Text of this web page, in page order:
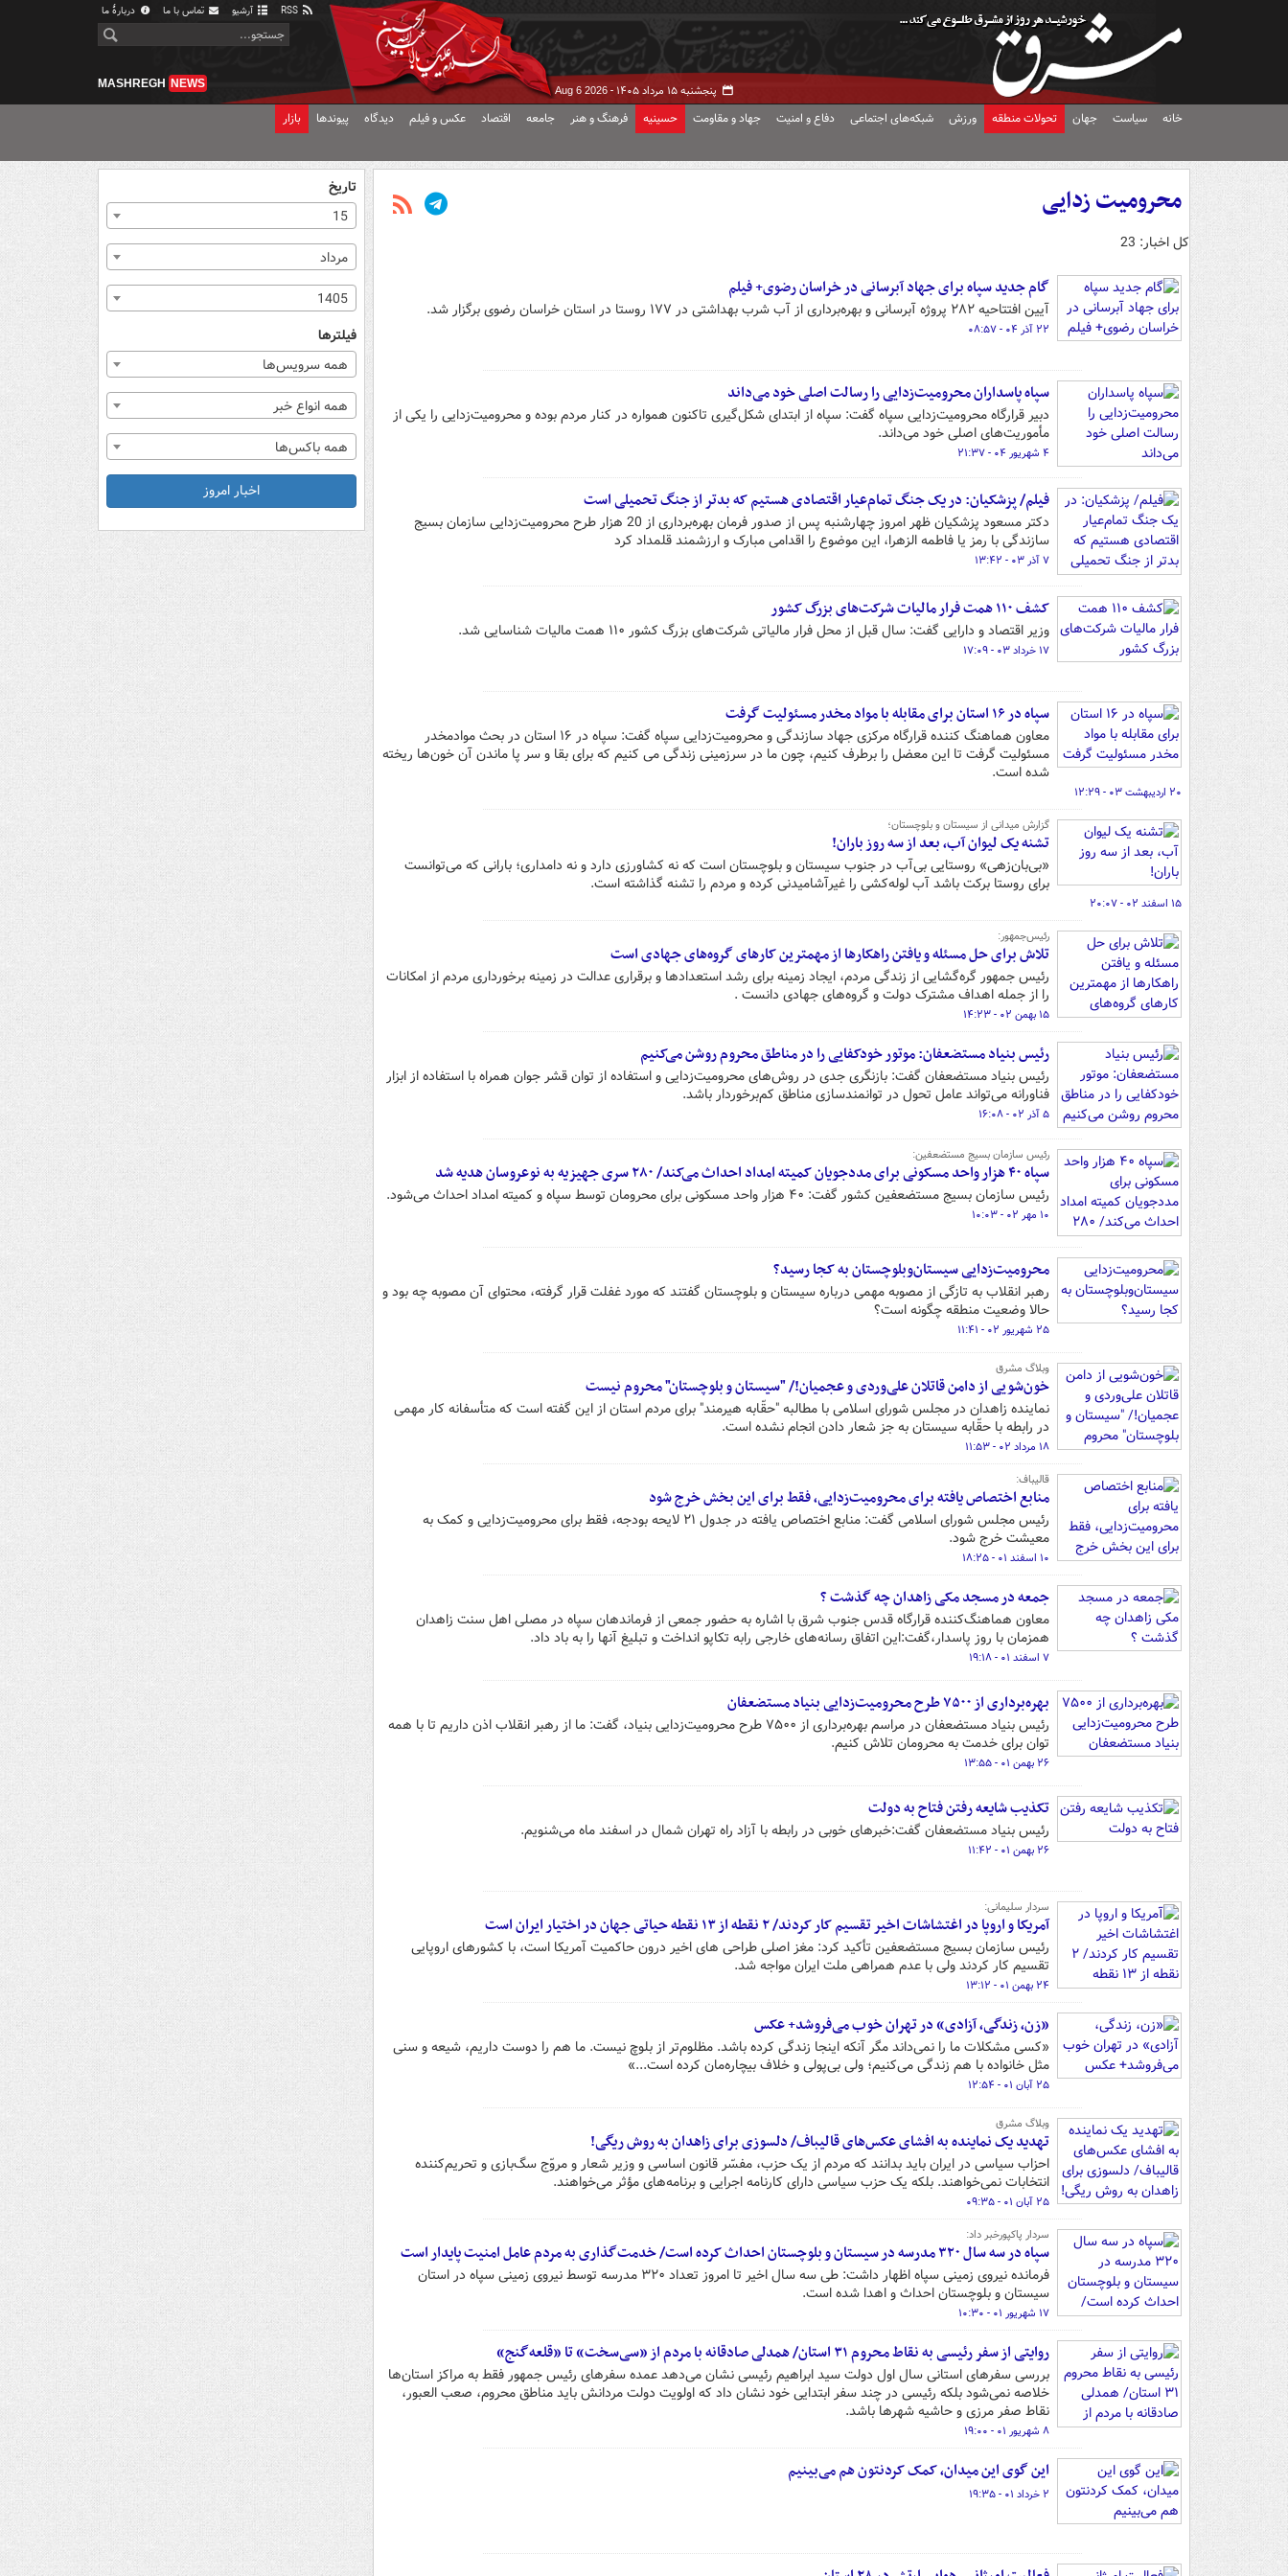
آرشیو تماس با ما دربارهٔ ما
پنجشنبه ۱۵ مرداد ۱۴۰۵ - Aug 6 2026
MASHREGH NEWS
خانه سیاست جهان تحولات منطقه ورزش شبکه‌های اجتماعی دفاع و امنیت جهاد و مقاومت حسینیه فرهنگ و هنر جامعه اقتصاد عکس و فیلم دیدگاه پیوندها بازار
محرومیت زدایی
کل اخبار: 23
گام جدید سپاه برای جهاد آبرسانی در خراسان رضوی+ فیلم
آیین افتتاحیه ۲۸۲ پروژه آبرسانی و بهره‌برداری از آب شرب بهداشتی در ۱۷۷ روستا در استان خراسان رضوی برگزار شد.
۲۲ آذر ۰۴ - ۰۸:۵۷
سپاه پاسداران محرومیت‌زدایی را رسالت اصلی خود می‌داند
دبیر قرارگاه محرومیت‌زدایی سپاه گفت: سپاه از ابتدای شکل‌گیری تاکنون همواره در کنار مردم بوده و محرومیت‌زدایی را یکی از
مأموریت‌های اصلی خود می‌داند.
۴ شهریور ۰۴ - ۲۱:۳۷
فیلم/ پزشکیان: در یک جنگ تمام‌عیار اقتصادی هستیم که بدتر از جنگ تحمیلی است
دکتر مسعود پزشکیان ظهر امروز چهارشنبه پس از صدور فرمان بهره‌برداری از 20 هزار طرح محرومیت‌زدایی سازمان بسیج
سازندگی با رمز یا فاطمه الزهرا، این موضوع را اقدامی مبارک و ارزشمند قلمداد کرد
۷ آذر ۰۳ - ۱۳:۴۲
کشف ۱۱۰ همت فرار مالیات شرکت‌های بزرگ کشور
وزیر اقتصاد و دارایی گفت: سال قبل از محل فرار مالیاتی شرکت‌های بزرگ کشور ۱۱۰ همت مالیات شناسایی شد.
۱۷ خرداد ۰۳ - ۱۷:۰۹
سپاه در ۱۶ استان برای مقابله با مواد مخدر مسئولیت گرفت
معاون هماهنگ کننده قرارگاه مرکزی جهاد سازندگی و محرومیت‌زدایی سپاه گفت: سپاه در ۱۶ استان در بحث موادمخدر
مسئولیت گرفت‌ تا این معضل را برطرف کنیم، چون ما در سرزمینی زندگی می کنیم که برای بقا و سر پا ماندن آن خون‌ها ریخته
شده است.
۲۰ اردیبهشت ۰۳ - ۱۲:۲۹
گزارش میدانی از سیستان و بلوچستان؛
تشنه یک لیوان آب، بعد از سه روز باران!
«بی‌بان‌زهی» روستایی بی‌آب در جنوب سیستان و بلوچستان است که نه کشاورزی دارد و نه دامداری؛ بارانی که می‌توانست
برای روستا برکت باشد آب لوله‌کشی را غیرآشامیدنی کرده و مردم را تشنه گذاشته است.
۱۵ اسفند ۰۲ - ۲۰:۰۷
رئیس‌جمهور:
تلاش برای حل مسئله و یافتن راهکارها از مهمترین کارهای گروه‌های جهادی است
رئیس جمهور گره‌گشایی از زندگی مردم، ایجاد زمینه برای رشد استعدادها و برقراری عدالت در زمینه برخورداری مردم از امکانات
را از جمله اهداف مشترک دولت و گروه‌های جهادی دانست .
۱۵ بهمن ۰۲ - ۱۴:۲۳
رئیس بنیاد مستضعفان: موتور خودکفایی را در مناطق محروم روشن می‌کنیم
رئیس بنیاد مستضعفان گفت: بازنگری جدی در روش‌های محرومیت‌زدایی و استفاده از توان قشر جوان همراه با استفاده از ابزار
فناورانه می‌تواند عامل تحول در توانمندسازی مناطق کم‌برخوردار باشد.
۵ آذر ۰۲ - ۱۶:۰۸
رئیس سازمان بسیج مستضعفین:
سپاه ۴۰ هزار واحد مسکونی برای مددجویان کمیته امداد احداث می‌کند/ ۲۸۰ سری جهیزیه به نوعروسان هدیه شد
رئیس سازمان بسیج مستضعفین کشور گفت: ۴۰ هزار واحد مسکونی برای محرومان توسط سپاه و کمیته امداد احداث می‌شود.
۱۰ مهر ۰۲ - ۱۰:۰۳
محرومیت‌زدایی سیستان‌وبلوچستان به کجا رسید؟
رهبر انقلاب به تازگی از مصوبه مهمی درباره سیستان و بلوچستان گفتند که مورد غفلت قرار گرفته، محتوای آن مصوبه چه بود و
حالا وضعیت منطقه چگونه است؟
۲۵ شهریور ۰۲ - ۱۱:۴۱
وبلاگ مشرق
خون‌شویی از دامن قاتلان علی‌وردی و عجمیان!/ "سیستان و بلوچستان" محروم نیست
نماینده زاهدان در مجلس شورای اسلامی با مطالبه "حقّابه هیرمند" برای مردم استان از این گفته است که متأسفانه کار مهمی
در رابطه با حقّابه سیستان به جز شعار دادن انجام نشده است.
۱۸ مرداد ۰۲ - ۱۱:۵۳
قالیباف:
منابع اختصاص یافته برای محرومیت‌زدایی، فقط برای این بخش خرج شود
رئیس مجلس شورای اسلامی گفت: منابع اختصاص یافته در جدول ۲۱ لایحه بودجه، فقط برای محرومیت‌زدایی و کمک به
معیشت خرج شود.
۱۰ اسفند ۰۱ - ۱۸:۲۵
جمعه در مسجد مکی زاهدان چه گذشت ؟
معاون هماهنگ‌کننده قرارگاه قدس جنوب شرق با اشاره به حضور جمعی از فرماندهان سپاه در مصلی اهل سنت زاهدان
همزمان با روز پاسدار،گفت:این اتفاق رسانه‌های خارجی رابه تکاپو انداخت و ‏تبلیغ آنها را به باد داد.
۷ اسفند ۰۱ - ۱۹:۱۸
بهره‌برداری از ۷۵۰۰ طرح محرومیت‌زدایی بنیاد مستضعفان
رئیس بنیاد مستضعفان در مراسم بهره‌برداری از ۷۵۰۰ طرح محرومیت‌زدایی بنیاد، گفت: ما از رهبر انقلاب اذن داریم تا با همه
توان برای خدمت به محرومان تلاش کنیم.
۲۶ بهمن ۰۱ - ۱۳:۵۵
تکذیب شایعه رفتن فتاح به دولت
رئیس بنیاد مستضعفان گفت:خبرهای خوبی در رابطه با آزاد راه تهران شمال در اسفند ماه می‌شنویم.
۲۶ بهمن ۰۱ - ۱۱:۴۲
سردار سلیمانی:
آمریکا و اروپا در اغتشاشات اخیر تقسیم کار کردند/ ۲ نقطه از ۱۳ نقطه حیاتی جهان در اختیار ایران است
رئیس سازمان بسیج مستضعفین تأکید کرد: مغز اصلی طراحی های اخیر درون حاکمیت آمریکا است، با کشورهای اروپایی
تقسیم کار کردند ولی با عدم همراهی ملت ایران مواجه شد.
۲۴ بهمن ۰۱ - ۱۳:۱۲
«زن، زندگی، آزادی» در تهران خوب می‌فروشد+ عکس
«کسی مشکلات ما را نمی‌داند مگر آنکه اینجا زندگی کرده باشد. مظلوم‌تر از بلوچ‌ نیست. ما هم را دوست داریم، شیعه و سنی
مثل خانواده با هم زندگی می‌کنیم؛ ولی بی‌پولی و خلاف بیچاره‌مان کرده است...»
۲۵ آبان ۰۱ - ۱۲:۵۴
وبلاگ مشرق
تهدید یک نماینده به افشای عکس‌های قالیباف/ دلسوزی برای زاهدان به روش ریگی!
احزاب سیاسی در ایران باید بدانند که مردم از یک حزب، مفسّر قانون اساسی و وزیر شعار و مروّج سگ‌بازی و تحریم‌کننده
انتخابات نمی‌خواهند. بلکه یک حزب سیاسی دارای کارنامه اجرایی و برنامه‌های مؤثر می‌خواهند.
۲۵ آبان ۰۱ - ۰۹:۳۵
سردار پاکپورخبر داد:
سپاه در سه سال ٣٢٠ مدرسه در سیستان و بلوچستان احداث کرده است/ خدمت‌گذاری به مردم عامل امنیت پایدار است
فرمانده نیروی زمینی سپاه اظهار داشت: طی سه سال اخیر تا امروز تعداد ٣٢٠ مدرسه توسط نیروی زمینی سپاه در استان
سیستان و بلوچستان احداث و اهدا شده است.
۱۷ شهریور ۰۱ - ۱۰:۳۰
روایتی از سفر رئیسی به نقاط محروم ۳۱ استان/ همدلی صادقانه‌ با مردم از «سی‌سخت» تا «قلعه‌گنج»
بررسی سفرهای استانی سال اول دولت سید ابراهیم رئیسی نشان می‌دهد عمده سفرهای رئیس جمهور فقط به مراکز استان‌ها
خلاصه نمی‌شود بلکه رئیسی در چند سفر ابتدایی خود نشان داد که اولویت دولت مردانش باید مناطق محروم، صعب العبور،
نقاط صفر مرزی و حاشیه شهرها باشد.
۸ شهریور ۰۱ - ۱۹:۰۰
این گوی این میدان، کمک کردنتون هم می‌بینیم
۲ خرداد ۰۱ - ۱۹:۳۵
تاریخ
15
مرداد
1405
فیلترها
همه سرویس‌ها
همه انواع خبر
همه باکس‌ها
اخبار امروز